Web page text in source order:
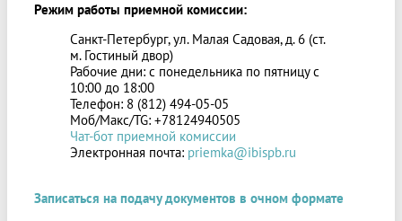
Режим работы приемной комиссии:
Санкт-Петербург, ул. Малая Садовая, д. 6 (ст.
м. Гостиный двор)
Рабочие дни: с понедельника по пятницу с
10:00 до 18:00
Телефон: 8 (812) 494-05-05
Моб/Макс/TG: +78124940505
Чат-бот приемной комиссии
Электронная почта: priemka@ibispb.ru
Записаться на подачу документов в очном формате